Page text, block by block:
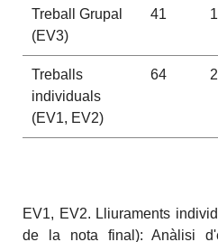
Treball Grupal
(EV3)
41
Treballs
individuals
(EV1, EV2)
64
EV1, EV2. Lliuraments
de la nota final): Anàlisi